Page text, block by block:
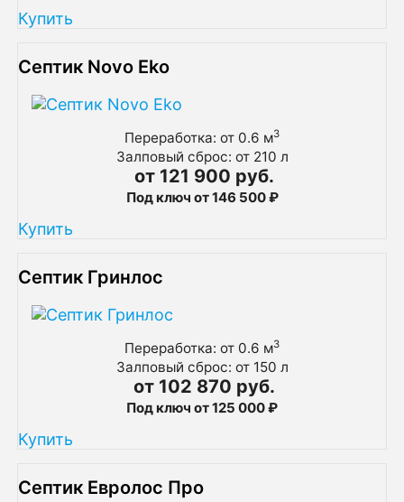
Купить
Септик Novo Eko
Переработка: от 0.6 м3
Залповый сброс: от 210 л
от 121 900 руб.
Под ключ от 146 500 ₽
Купить
Септик Гринлос
Переработка: от 0.6 м3
Залповый сброс: от 150 л
от 102 870 руб.
Под ключ от 125 000 ₽
Купить
Септик Евролос Про